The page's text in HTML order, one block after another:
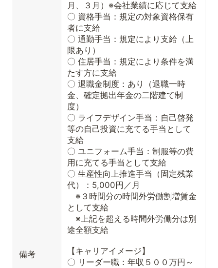
備考
月、３月）※会社業績に応じて支給
〇 資格手当：規定の対象資格保有
者に支給
〇 通勤手当：規定により支給（上
限あり）
〇 住居手当：規定により条件を満
たす方に支給
〇 退職金制度：あり（退職一時
金、確定拠出年金の二階建て制
度）
〇 ライフデザイン手当：自己啓発
等の自己投資に充てる手当として
支給
〇 ユニフォーム手当：制服等の費
用に充てる手当として支給
〇 生産性向上推進手当（固定残業
代）：5,000円／月
※３時間分の時間外労働割増賃金
として支給
※上記を超える時間外労働分は別
途全額支給
【キャリアイメージ】
〇 リーダー職：年収５００万円～